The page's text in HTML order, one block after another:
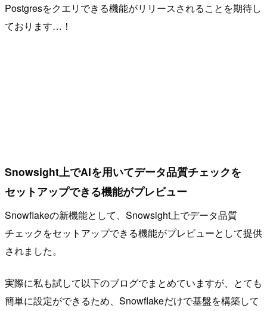
Postgresをクエリできる機能がリリースされることを期待し
ております…！
Snowsight上でAIを用いてデータ品質チェックを
セットアップできる機能がプレビュー
Snowflakeの新機能として、Snowsight上でデータ品質
チェックをセットアップできる機能がプレビューとして提供
されました。
実際に私も試して以下のブログでまとめていますが、とても
簡単に設定ができるため、Snowflakeだけで基盤を構築して